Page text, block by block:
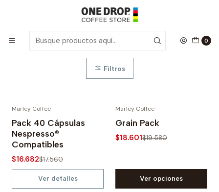
0
Promos Marley Coffee
Promos Marley Coffee
Filtros
-5%
Agotado
Marley Coffee
Pack 40 Cápsulas
Nespresso®
Compatibles
$16.682$17.560
Ver detalles
-5%
Marley Coffee
Grain Pack
$18.601$19.580
Ver opciones